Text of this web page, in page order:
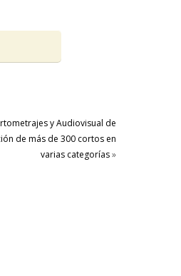
y Audiovisual de
de más de 300 cortos en
varias categorías»